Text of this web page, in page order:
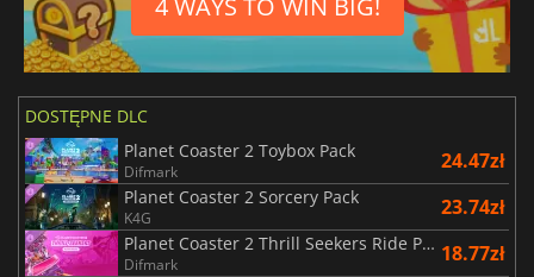
4 WAYS TO WIN BIG!
DOSTĘPNE DLC
Planet Coaster 2 Toybox Pack
Difmark 24.47zł
Planet Coaster 2 Sorcery Pack
K4G 23.74zł
Planet Coaster 2 Thrill Seekers Ride Pack
Difmark 18.77zł